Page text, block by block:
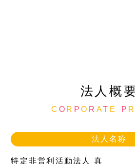
法人概
C O R PO R AT E P
法人名称
特定非営利活動法人 真